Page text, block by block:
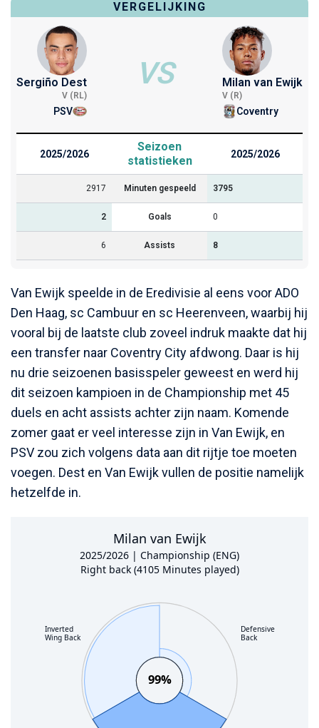
VERGELIJKING
Sergiño Dest
V (RL)
PSV
VS Milan van Ewijk
V (R)
Coventry
2025/2026
Seizoen
statistieken
2025/2026
2917 Minuten gespeeld 3795
2 Goals 0
6 Assists 8
Van Ewijk speelde in de Eredivisie al eens voor ADO
Den Haag, sc Cambuur en sc Heerenveen, waarbij hij
vooral bij de laatste club zoveel indruk maakte dat hij
een transfer naar Coventry City afdwong. Daar is hij
nu drie seizoenen basisspeler geweest en werd hij
dit seizoen kampioen in de Championship met 45
duels en acht assists achter zijn naam. Komende
zomer gaat er veel interesse zijn in Van Ewijk, en
PSV zou zich volgens data aan dit rijtje toe moeten
voegen. Dest en Van Ewijk vullen de positie namelijk
hetzelfde in.